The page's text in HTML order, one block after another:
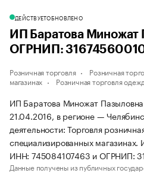
ДЕЙСТВУЕТОБНОВЛЕНО
ИП Баратова Миножат
ОГРНИП:
Розничная торговля
Розничная
магазинах
Розничная торговля
ИП Баратова Миножат
21.04.2016, в регионе —
деятельности: Торговля
специализированных
ИНН: 745084107463 и ОГРНИП:
Данные получены из публичных